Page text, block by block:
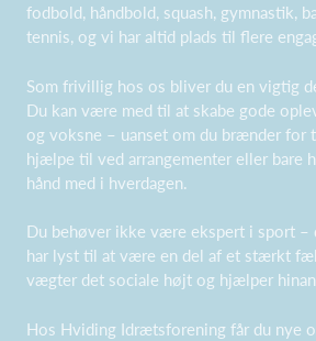
fodbold, håndbold, squash, gymnastik,
tennis, og vi har altid plads til flere
Som frivillig hos os bliver du en vigtig
Du kan være med til at skabe gode
og voksne – uanset om du brænder for
hjælpe til ved arrangementer eller bare
hånd med i hverdagen.
Du behøver ikke være ekspert i sport –
har lyst til at være en del af et stærkt
vægter det sociale højt og hjælper
Hos Hviding Idrætsforening får du nye